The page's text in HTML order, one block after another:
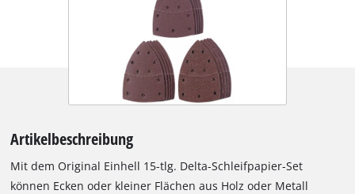
Artikelbeschreibung
Mit dem Original Einhell 15-tlg. Delta-Schleifpapier-Set
können Ecken oder kleiner Flächen aus Holz oder Metall